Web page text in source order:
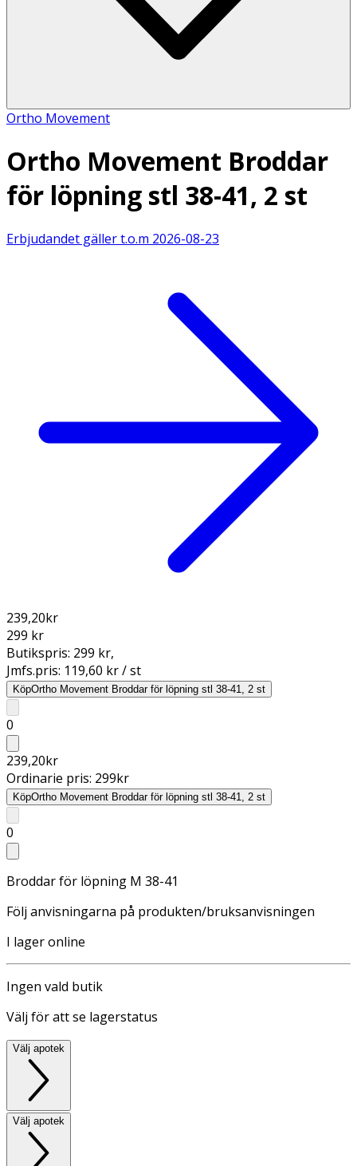
Ortho Movement
Ortho Movement Broddar
för löpning stl 38-41, 2 st
Erbjudandet gäller t.o.m 2026-08-23
239,20kr
299 kr
Butikspris: 299 kr,
Jmfs.pris: 119,60 kr / st
KöpOrtho Movement Broddar för löpning stl 38-41, 2 st
0
239,20kr
Ordinarie pris: 299kr
KöpOrtho Movement Broddar för löpning stl 38-41, 2 st
0
Broddar för löpning M 38-41
Följ anvisningarna på produkten/bruksanvisningen
I lager online
Ingen vald butik
Välj för att se lagerstatus
Välj apotek
Välj apotek